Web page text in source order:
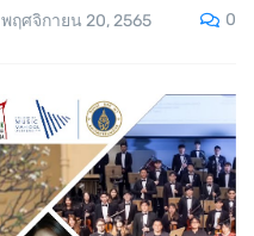
พฤศจิกายน 20, 2565 0